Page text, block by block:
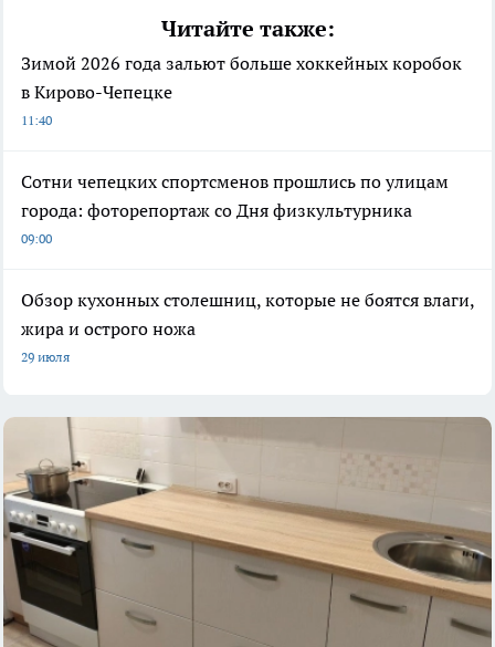
Читайте также:
Зимой 2026 года зальют больше хоккейных коробок
в Кирово-Чепецке
11:40
Сотни чепецких спортсменов прошлись по улицам
города: фоторепортаж со Дня физкультурника
09:00
Обзор кухонных столешниц, которые не боятся влаги,
жира и острого ножа
29 июля